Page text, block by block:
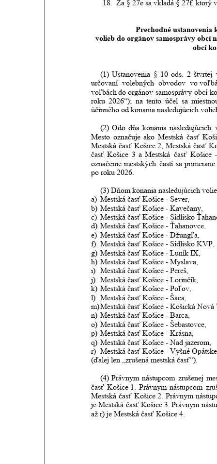
18. Za § 27e sa vkladá § 27f, ktorý
Prechodné
volieb do orgánov samosprávy obcí
obcí
(1) Ustanovenia § 10 ods. 2 štvrtej
určovaní volebných obvodov vo
voľbách do orgánov samosprávy obcí
roku 2026“); na tento účel sa
účinného od konania nasledujúcich
(2) Odo dňa konania nasledujúcich
Mesto označuje ako Mestská časť
Mestská časť Košice 2, Mestská časť
časť Košice 3 a Mestská časť Košice -
označenie mestských častí sa primerane
po roku 2026.
(3) Dňom konania nasledujúcich
a) Mestská časť Košice - Sever,
b) Mestská časť Košice - Kavečany,
c) Mestská časť Košice - Sídlisko
d) Mestská časť Košice - Ťahanovce,
e) Mestská časť Košice - Džungľa,
f) Mestská časť Košice - Sídlisko KVP,
g) Mestská časť Košice - Luník IX,
h) Mestská časť Košice - Myslava,
i)
Mestská časť Košice - Pereš,
j)
Mestská časť Košice - Lorinčík,
k) Mestská časť Košice - Poľov,
l)
Mestská časť Košice - Šaca,
m)Mestská časť Košice - Košická Nová
n) Mestská časť Košice - Barca,
o) Mestská časť Košice - Šebastovce,
p) Mestská časť Košice - Krásna,
q) Mestská časť Košice - Nad jazerom,
r) Mestská časť Košice - Vyšné Opátske
(ďalej len „zrušená mestská časť“).
(4) Právnym nástupcom zrušenej
časť Košice 1. Právnym nástupcom
Mestská časť Košice 2. Právnym
je Mestská časť Košice 3. Právnym
až r) je Mestská časť Košice 4.